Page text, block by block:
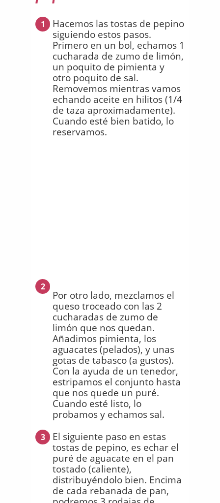
1
Hacemos las tostas de pepino
siguiendo estos pasos.
Primero en un bol, echamos 1
cucharada de zumo de limón,
un poquito de pimienta y
otro poquito de sal.
Removemos mientras vamos
echando aceite en hilitos (1/4
de taza aproximadamente).
Cuando esté bien batido, lo
reservamos.
2
Por otro lado, mezclamos el
queso troceado con las 2
cucharadas de zumo de
limón que nos quedan.
Añadimos pimienta, los
aguacates (pelados), y unas
gotas de tabasco (a gustos).
Con la ayuda de un tenedor,
estripamos el conjunto hasta
que nos quede un puré.
Cuando esté listo, lo
probamos y echamos sal.
3
El siguiente paso en estas
tostas de pepino, es echar el
puré de aguacate en el pan
tostado (caliente),
distribuyéndolo bien. Encima
de cada rebanada de pan,